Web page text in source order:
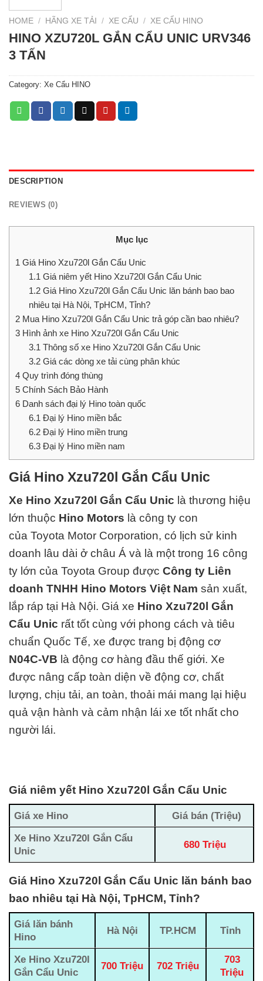
HOME / HÃNG XE TẢI / XE CẨU / XE CẨU HINO
HINO XZU720L GẮN CẨU UNIC URV346
3 TẤN
Category: Xe Cẩu HINO
DESCRIPTION
REVIEWS (0)
Mục lục
1 Giá Hino Xzu720l Gắn Cẩu Unic
1.1Giá niêm yết Hino Xzu720l Gắn Cẩu Unic
1.2Giá Hino Xzu720l Gắn Cẩu Unic lăn bánh bao bao
nhiêu tại Hà Nội, TpHCM, Tỉnh?
2 Mua Hino Xzu720l Gắn Cẩu Unic trả góp cần bao nhiêu?
3 Hình ảnh xe Hino Xzu720l Gắn Cẩu Unic
3.1Thông số xe Hino Xzu720l Gắn Cẩu Unic
3.2Giá các dòng xe tải cùng phân khúc
4 Quy trình đóng thùng
5 Chính Sách Bảo Hành
6 Danh sách đại lý Hino toàn quốc
6.1Đại lý Hino miền bắc
6.2Đại lý Hino miền trung
6.3Đại lý Hino miền nam
Giá Hino Xzu720l Gắn Cẩu Unic
Xe Hino Xzu720l Gắn Cẩu Unic là thương hiệu
lớn thuộc Hino Motors là công ty con
của Toyota Motor Corporation, có lịch sử kinh
doanh lâu dài ở châu Á và là một trong 16 công
ty lớn của Toyota Group được Công ty Liên
doanh TNHH Hino Motors Việt Nam sản xuất,
lắp ráp tại Hà Nội. Giá xe Hino Xzu720l Gắn
Cẩu Unic rất tốt cùng với phong cách và tiêu
chuẩn Quốc Tế, xe được trang bị động cơ
N04C-VB là động cơ hàng đầu thế giới. Xe
được nâng cấp toàn diện về động cơ, chất
lượng, chịu tải, an toàn, thoải mái mang lại hiệu
quả vận hành và cảm nhận lái xe tốt nhất cho
người lái.
Giá niêm yết Hino Xzu720l Gắn Cẩu Unic
Giá xe Hino
Giá bán (Triệu)
Xe Hino Xzu720l Gắn Cẩu
Unic
680 Triệu
Giá Hino Xzu720l Gắn Cẩu Unic lăn bánh bao
bao nhiêu tại Hà Nội, TpHCM, Tỉnh?
Giá lăn bánh
Hino
Hà Nội TP.HCM Tỉnh
Xe Hino Xzu720l
Gắn Cẩu Unic
700 Triệu 702 Triệu
703
Triệu